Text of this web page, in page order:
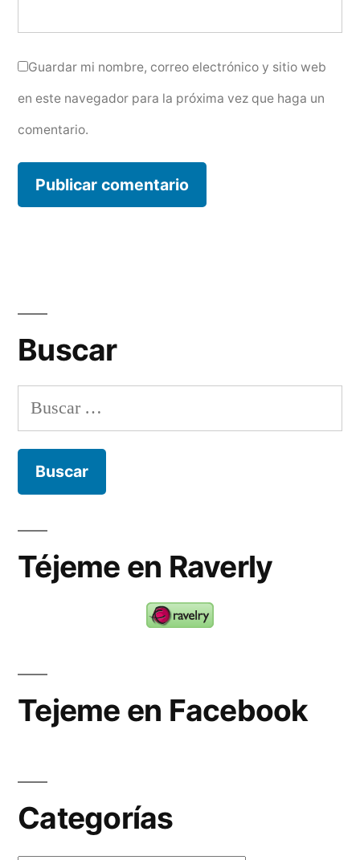
Guardar mi nombre, correo electrónico y sitio web
en este navegador para la próxima vez que haga un
comentario.
Buscar
Buscar:
Téjeme en Raverly
Tejeme en Facebook
Categorías